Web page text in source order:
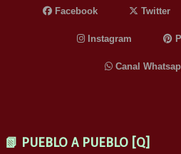
Facebook Twitter
Instagram
Canal
📗 PUEBLO A PUEBLO [Q]